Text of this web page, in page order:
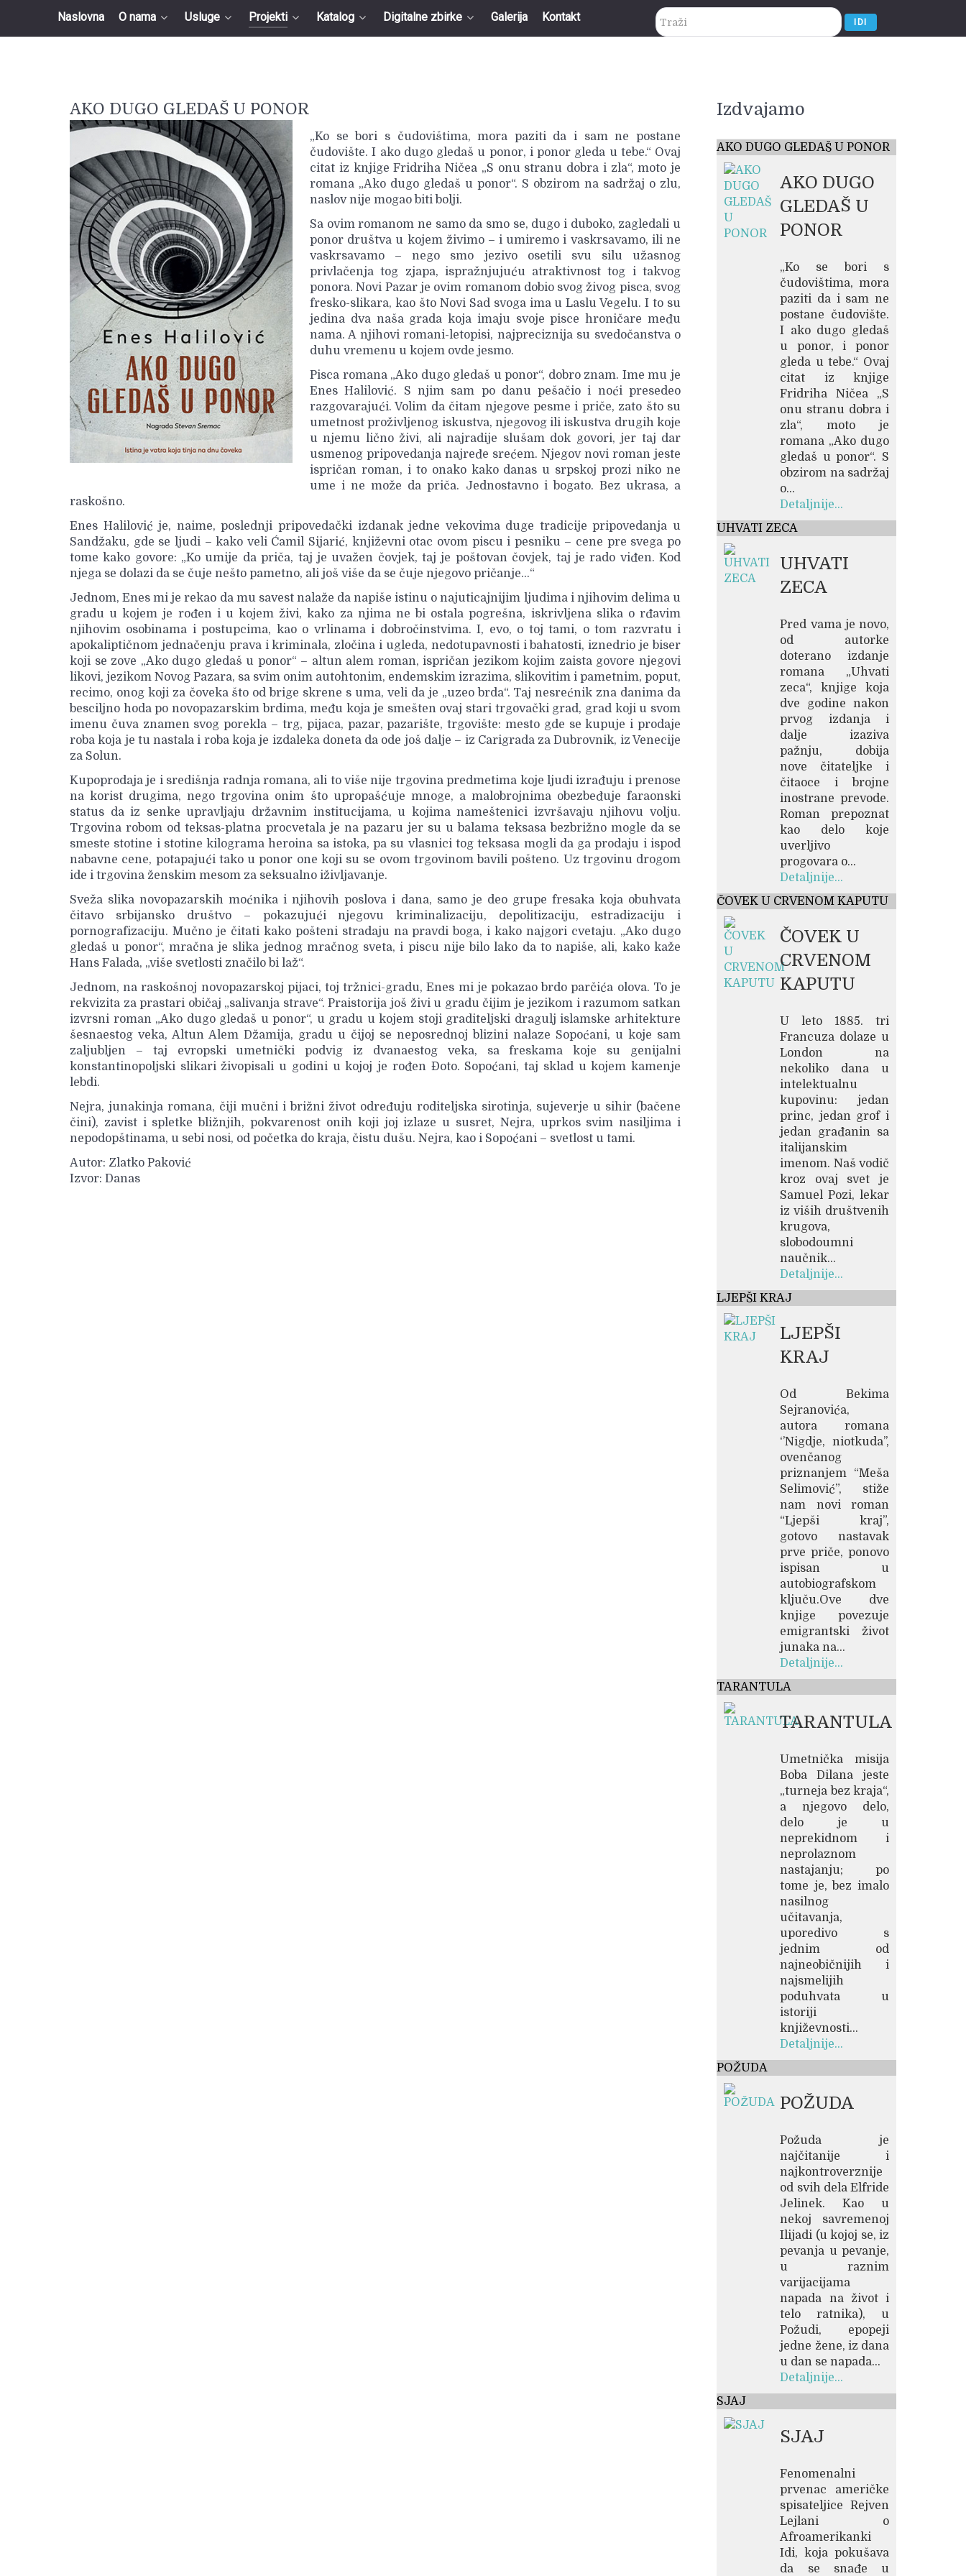
Naslovna O nama Usluge Projekti Katalog Digitalne zbirke Galerija Kontakt traži... IDI
AKO DUGO GLEDAŠ U PONOR
„Ko se bori s čudovištima, mora paziti da i sam ne postane
čudovište. I ako dugo gledaš u ponor, i ponor gleda u tebe.“ Ovaj
citat iz knjige Fridriha Ničea „S onu stranu dobra i zla“, moto je
romana „Ako dugo gledaš u ponor“. S obzirom na sadržaj o zlu,
naslov nije mogao biti bolji.
Sa ovim romanom ne samo da smo se, dugo i duboko, zagledali u
ponor društva u kojem živimo – i umiremo i vaskrsavamo, ili ne
vaskrsavamo – nego smo jezivo osetili svu silu užasnog
privlačenja tog zjapa, ispražnjujuću atraktivnost tog i takvog
ponora. Novi Pazar je ovim romanom dobio svog živog pisca, svog
fresko-slikara, kao što Novi Sad svoga ima u Laslu Vegelu. I to su
jedina dva naša grada koja imaju svoje pisce hroničare među
nama. A njihovi romani-letopisi, najpreciznija su svedočanstva o
duhu vremenu u kojem ovde jesmo.
Pisca romana „Ako dugo gledaš u ponor“, dobro znam. Ime mu je
Enes Halilović. S njim sam po danu pešačio i noći presedeo
razgovarajući. Volim da čitam njegove pesme i priče, zato što su
umetnost proživljenog iskustva, njegovog ili iskustva drugih koje
u njemu lično živi, ali najradije slušam dok govori, jer taj dar
usmenog pripovedanja najređe srećem. Njegov novi roman jeste
ispričan roman, i to onako kako danas u srpskoj prozi niko ne
ume i ne može da priča. Jednostavno i bogato. Bez ukrasa, a
raskošno.
Enes Halilović je, naime, poslednji pripovedački izdanak jedne vekovima duge tradicije pripovedanja u
Sandžaku, gde se ljudi – kako veli Ćamil Sijarić, književni otac ovom piscu i pesniku – cene pre svega po
tome kako govore: „Ko umije da priča, taj je uvažen čovjek, taj je poštovan čovjek, taj je rado viđen. Kod
njega se dolazi da se čuje nešto pametno, ali još više da se čuje njegovo pričanje…“
Jednom, Enes mi je rekao da mu savest nalaže da napiše istinu o najuticajnijim ljudima i njihovim delima u
gradu u kojem je rođen i u kojem živi, kako za njima ne bi ostala pogrešna, iskrivljena slika o rđavim
njihovim osobinama i postupcima, kao o vrlinama i dobročinstvima. I, evo, o toj tami, o tom razvratu i
apokaliptičnom jednačenju prava i kriminala, zločina i ugleda, nedotupavnosti i bahatosti, iznedrio je biser
koji se zove „Ako dugo gledaš u ponor“ – altun alem roman, ispričan jezikom kojim zaista govore njegovi
likovi, jezikom Novog Pazara, sa svim onim autohtonim, endemskim izrazima, slikovitim i pametnim, poput,
recimo, onog koji za čoveka što od brige skrene s uma, veli da je „uzeo brda“. Taj nesrećnik zna danima da
besciljno hoda po novopazarskim brdima, među koja je smešten ovaj stari trgovački grad, grad koji u svom
imenu čuva znamen svog porekla – trg, pijaca, pazar, pazarište, trgovište: mesto gde se kupuje i prodaje
roba koja je tu nastala i roba koja je izdaleka doneta da ode još dalje – iz Carigrada za Dubrovnik, iz Venecije
za Solun.
Kupoprodaja je i središnja radnja romana, ali to više nije trgovina predmetima koje ljudi izrađuju i prenose
na korist drugima, nego trgovina onim što upropašćuje mnoge, a malobrojnima obezbeđuje faraonski
status da iz senke upravljaju državnim institucijama, u kojima nameštenici izvršavaju njihovu volju.
Trgovina robom od teksas-platna procvetala je na pazaru jer su u balama teksasa bezbrižno mogle da se
smeste stotine i stotine kilograma heroina sa istoka, pa su vlasnici tog teksasa mogli da ga prodaju i ispod
nabavne cene, potapajući tako u ponor one koji su se ovom trgovinom bavili pošteno. Uz trgovinu drogom
ide i trgovina ženskim mesom za seksualno iživljavanje.
Sveža slika novopazarskih moćnika i njihovih poslova i dana, samo je deo grupe fresaka koja obuhvata
čitavo srbijansko društvo – pokazujući njegovu kriminalizaciju, depolitizaciju, estradizaciju i
pornografizaciju. Mučno je čitati kako pošteni stradaju na pravdi boga, i kako najgori cvetaju. „Ako dugo
gledaš u ponor“, mračna je slika jednog mračnog sveta, i piscu nije bilo lako da to napiše, ali, kako kaže
Hans Falada, „više svetlosti značilo bi laž“.
Jednom, na raskošnoj novopazarskoj pijaci, toj tržnici-gradu, Enes mi je pokazao brdo parčića olova. To je
rekvizita za prastari običaj „salivanja strave“. Praistorija još živi u gradu čijim je jezikom i razumom satkan
izvrsni roman „Ako dugo gledaš u ponor“, u gradu u kojem stoji graditeljski dragulj islamske arhitekture
šesnaestog veka, Altun Alem Džamija, gradu u čijoj se neposrednoj blizini nalaze Sopoćani, u koje sam
zaljubljen – taj evropski umetnički podvig iz dvanaestog veka, sa freskama koje su genijalni
konstantinopoljski slikari živopisali u godini u kojoj je rođen Đoto. Sopoćani, taj sklad u kojem kamenje
lebdi.
Nejra, junakinja romana, čiji mučni i brižni život određuju roditeljska sirotinja, sujeverje u sihir (bačene
čini), zavist i spletke bližnjih, pokvarenost onih koji joj izlaze u susret, Nejra, uprkos svim nasiljima i
nepodopštinama, u sebi nosi, od početka do kraja, čistu dušu. Nejra, kao i Sopoćani – svetlost u tami.
Autor: Zlatko Paković
Izvor: Danas
Izdvajamo
AKO DUGO GLEDAŠ U PONOR
AKO DUGO
GLEDAŠ U
PONOR
„Ko se bori s
čudovištima, mora
paziti da i sam ne
postane čudovište.
I ako dugo gledaš
u ponor, i ponor
gleda u tebe.“ Ovaj
citat iz knjige
Fridriha Ničea „S
onu stranu dobra i
zla“, moto je
romana „Ako dugo
gledaš u ponor“. S
obzirom na sadržaj
o...
Detaljnije...
UHVATI ZECA
UHVATI
ZECA
Pred vama je novo,
od autorke
doterano izdanje
romana „Uhvati
zeca“, knjige koja
dve godine nakon
prvog izdanja i
dalje izaziva
pažnju, dobija
nove čitateljke i
čitaoce i brojne
inostrane prevode.
Roman prepoznat
kao delo koje
uverljivo
progovara o...
Detaljnije...
ČOVEK U CRVENOM KAPUTU
ČOVEK U
CRVENOM
KAPUTU
U leto 1885. tri
Francuza dolaze u
London na
nekoliko dana u
intelektualnu
kupovinu: jedan
princ, jedan grof i
jedan građanin sa
italijanskim
imenom. Naš vodič
kroz ovaj svet je
Samuel Pozi, lekar
iz viših društvenih
krugova,
slobodoumni
naučnik...
Detaljnije...
LJEPŠI KRAJ
LJEPŠI
KRAJ
Od Bekima
Sejranovića,
autora romana
‘’Nigdje, niotkuda’’,
ovenčanog
priznanjem “Meša
Selimović”, stiže
nam novi roman
“Ljepši kraj”,
gotovo nastavak
prve priče, ponovo
ispisan u
autobiografskom
ključu.Ove dve
knjige povezuje
emigrantski život
junaka na...
Detaljnije...
TARANTULA
TARANTULA
Umetnička misija
Boba Dilana jeste
„turneja bez kraja“,
a njegovo delo,
delo je u
neprekidnom i
neprolaznom
nastajanju; po
tome je, bez imalo
nasilnog
učitavanja,
uporedivo s
jednim od
najneobičnijih i
najsmelijih
poduhvata u
istoriji
književnosti...
Detaljnije...
POŽUDA
POŽUDA
Požuda je
najčitanije i
najkontroverznije
od svih dela Elfride
Jelinek. Kao u
nekoj savremenoj
Ilijadi (u kojoj se, iz
pevanja u pevanje,
u raznim
varijacijama
napada na život i
telo ratnika), u
Požudi, epopeji
jedne žene, iz dana
u dan se napada...
Detaljnije...
SJAJ
SJAJ
Fenomenalni
prvenac američke
spisateljice Rejven
Lejlani o
Afroamerikanki
Idi, koja pokušava
da se snađe u